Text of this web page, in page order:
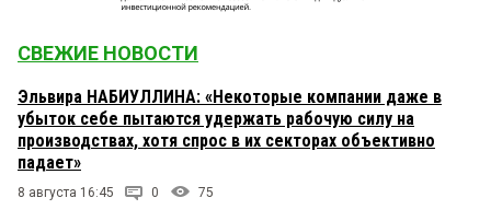
СВЕЖИЕ НОВОСТИ
Эльвира НАБИУЛЛИНА: «Некоторые компании даже в
убыток себе пытаются удержать рабочую силу на
производствах, хотя спрос в их секторах объективно
падает»
8 августа 16:45 0 75